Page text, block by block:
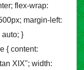
flex-wrap:
margin-left:
auto; }
{ content:
XIX"; width: